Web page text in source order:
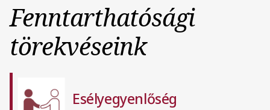
Fenntarthatósági
törekvéseink
Esélyegyenlőség